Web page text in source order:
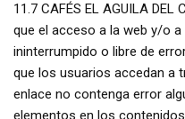
11.7 CAFÉS EL AGUILA
que el acceso a la web y/o
ininterrumpido o libre de
que los usuarios accedan a
enlace no contenga error
elementos en los